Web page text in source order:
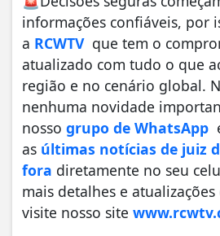
informações confiáveis, por
a RCWTVque tem o
atualizado com tudo o que
região e no cenário global.
nenhuma novidade
nosso grupo de WhatsApp
as últimas notícias de juiz
fora diretamente no seu
mais detalhes e
visite nosso site